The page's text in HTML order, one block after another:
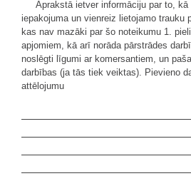
Aprakstā ietver informāciju par to,
iepakojuma un vienreiz lietojamo trauku
kas nav mazāki par šo noteikumu 1.
apjomiem, kā arī norāda pārstrādes
noslēgti līgumi ar komersantiem, un
darbības (ja tās tiek veiktas). Pievieno
attēlojumu